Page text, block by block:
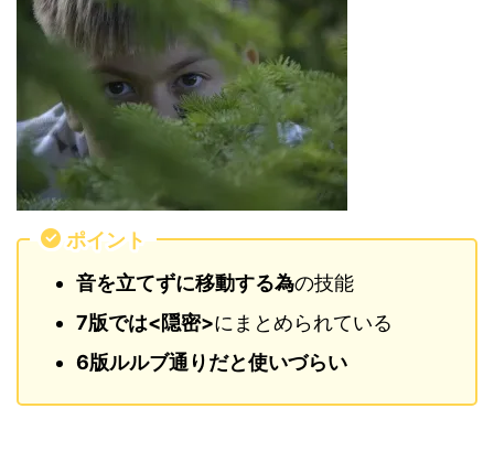
ポイント
音を立てずに移動する為の技能
7版では<隠密>にまとめられている
6版ルルブ通りだと使いづらい